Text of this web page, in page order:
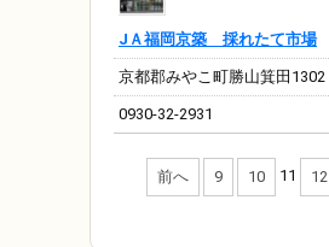
JＡ福岡京築 採れたて市場
京都郡みやこ町勝山箕田1302
0930-32-2931
前へ 9 10 11 12